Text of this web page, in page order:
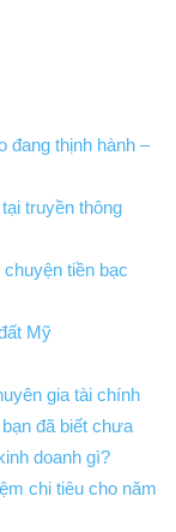
đang thịnh hành –
truyền thông
tiền bạc
Mỹ
gia tài chính
đã biết chưa
doanh gì?
chi tiêu cho năm